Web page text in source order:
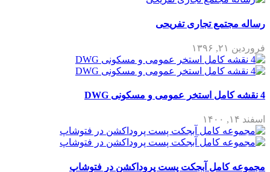
رساله مجتمع تجاری تفریحی
فروردین ۲۱, ۱۳۹۶
4 نقشه کامل استخر عمومی و مسکونی DWG
اسفند ۱۴, ۱۴۰۰
مجموعه کامل آبجکت پست پروداکشن در فتوشاپ